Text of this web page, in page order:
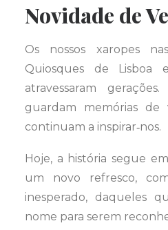
Novidade de
Os nossos xaropes
Quiosques de Lisboa
atravessaram
guardam memórias
continuam a inspirar‑nos.
Hoje, a história segue
um novo refresco,
inesperado, daqueles
nome para serem